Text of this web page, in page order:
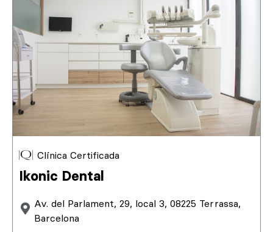
Clínica Certificada
Ikonic Dental
Av. del Parlament, 29, local 3, 08225 Terrassa,
Barcelona